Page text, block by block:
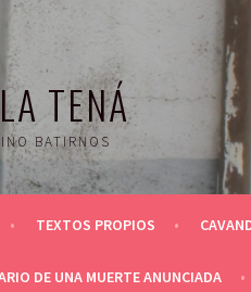
TENÁ
BATIRNOS
TEXTOS PROPIOS
DE UNA MUERTE ANUNCIADA